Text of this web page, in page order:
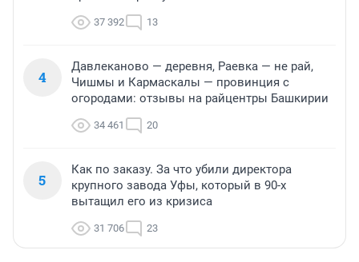
37 392 13
4
Давлеканово — деревня, Раевка — не рай,
Чишмы и Кармаскалы — провинция с
огородами: отзывы на райцентры Башкирии
34 461 20
5
Как по заказу. За что убили директора
крупного завода Уфы, который в 90-х
вытащил его из кризиса
31 706 23